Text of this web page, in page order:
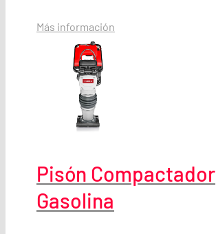
Más información
Pisón Compactador
Gasolina